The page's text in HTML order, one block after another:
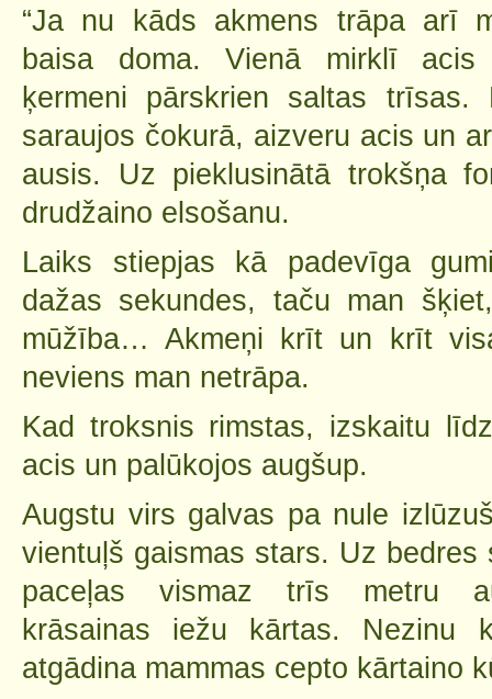
“Ja nu kāds akmens trāpa arī
baisa doma. Vienā mirklī
ķermeni pārskrien saltas trīsas.
saraujos čokurā, aizveru acis un
ausis. Uz pieklusinātā trokšņa
drudžaino elsošanu.
Laiks stiepjas kā padevīga
dažas sekundes, taču man
mūžība… Akmeņi krīt un krīt
neviens man netrāpa.
Kad troksnis rimstas, izskaitu
acis un palūkojos augšup.
Augstu virs galvas pa nule
vientuļš gaismas stars. Uz bedres
paceļas vismaz trīs metru
krāsainas iežu kārtas. Nezinu
atgādina mammas cepto kārtaino